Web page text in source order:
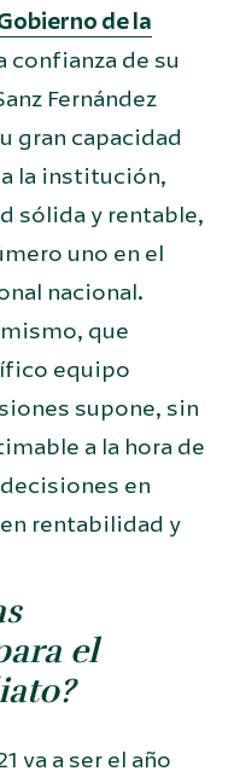
de la
confianza de su
Fernández
gran capacidad
la institución,
sólida y rentable,
uno en el
nacional.
que
equipo
supone, sin
a la hora de
en
rentabilidad y
el
va a ser el año